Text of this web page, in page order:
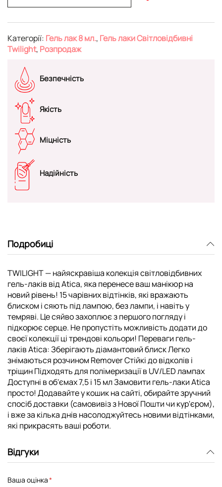
Категорії: Гель лак 8 мл., Гель лаки Cвітловідбивні
Twilight, Розпродаж
Безпечність
Якість
Міцність
Надійність
Подробиці
TWILIGHT — найяскравіша колекція світловідбивних
гель-лаків від Atica, яка перенесе ваш манікюр на
новий рівень! 15 чарівних відтінків, які вражають
блиском і сяють під лампою, без лампи, і навіть у
темряві. Це сяйво захоплює з першого погляду і
підкорює серце. Не пропустіть можливість додати до
своєї колекції ці трендові кольори! Переваги гель-
лаків Atica: Зберігають діамантовий блиск Легко
знімаються розчином Remover Стійкі до відколів і
тріщин Підходять для полімеризації в UV/LED лампах
Доступні в об'ємах 7,5 і 15 мл Замовити гель-лаки Atica
просто! Додавайте у кошик на сайті, обирайте зручний
спосіб доставки (самовивіз з Нової Пошти чи кур'єром),
і вже за кілька днів насолоджуйтесь новими відтінками,
які прикрасять ваші роботи.
Відгуки
Ваша оцінка